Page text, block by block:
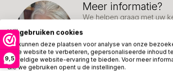
9,5
Meer informatie?
We helpen graag met uw
Klantenservice
Wij gebruiken cookies
We kunnen deze plaatsen voor analyse van onze
onze website te verbeteren, gepersonaliseerde inhoud
geweldige website-ervaring te bieden. Voor meer
die we gebruiken opent u de instellingen.